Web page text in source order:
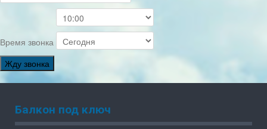
Время звонка
Жду звонка
Балкон под ключ